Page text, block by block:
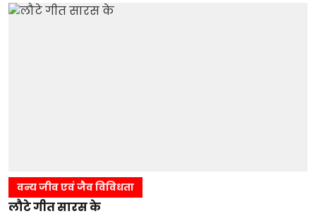
वन्य जीव एवं जैव विविधता
लौटे गीत सारस के